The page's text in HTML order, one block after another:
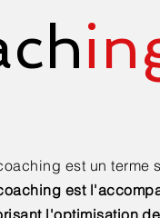
est un terme
est
l'optimisation